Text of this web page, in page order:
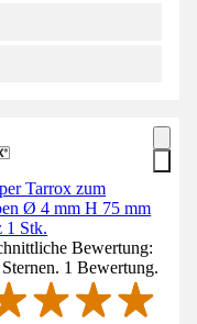
Tarrox zum
Ø 4 mm H 75 mm
1 Stk.
Bewertung:
1 Bewertung.